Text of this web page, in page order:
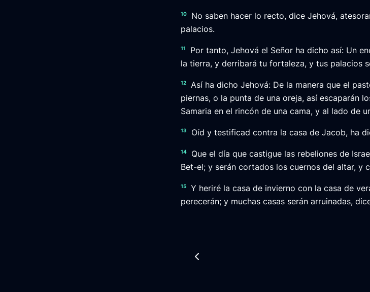
10
No saben hacer lo recto, dice Jehová,
palacios.
11
Por tanto, Jehová el Señor ha dicho así: Un
la tierra, y derribará tu fortaleza, y tus palacios
12
Así ha dicho Jehová: De la manera que el
piernas, o la punta de una oreja, así escaparán
Samaria en el rincón de una cama, y al lado de
13 Oíd y testificad contra la casa de Jacob, ha
14
Que el día que castigue las rebeliones de
Bet-el; y serán cortados los cuernos del altar, y
15
Y heriré la casa de invierno con la casa de
perecerán; y muchas casas serán arruinadas,